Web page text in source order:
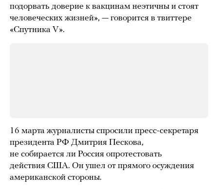
подорвать доверие к вакцинам неэтичны и стоят
человеческих жизней», — говорится в твиттере
«Спутника V».
16 марта журналисты спросили пресс-секретаря
президента РФ Дмитрия Пескова,
не собирается ли Россия опротестовать
действия США. Он ушел от прямого осуждения
американской стороны.